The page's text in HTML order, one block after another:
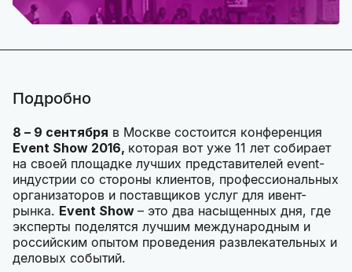
Подробно
8 – 9 сентября в Москве состоится конференция
Event Show 2016, которая вот уже 11 лет собирает
на своей площадке лучших представителей event-
индустрии со стороны клиентов, профессиональных
организаторов и поставщиков услуг для ивент-
рынка. Event Show – это два насыщенных дня, где
эксперты поделятся лучшим международным и
российским опытом проведения развлекательных и
деловых событий.